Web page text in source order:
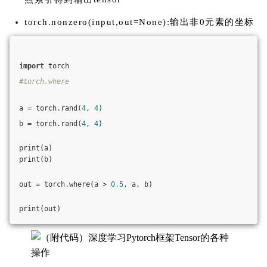
torch.nonzero(input,out=None):输出非0元素的坐标
import torch
#torch.where
a = torch.rand(4 , 4)
b = torch.rand(4 , 4)
print(a)
print(b)
out = torch.where(a > 0.5 , a, b)
print(out)